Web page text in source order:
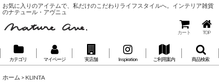
お気に入りのアイテムで、私だけのこだわりライフスタイルへ。インテリア雑貨
のナテュール・アヴニュ
カート TOP
カテゴリ マイページ 実店舗 Inspiration ご利用案内 商品検索
ホーム > KLINTA